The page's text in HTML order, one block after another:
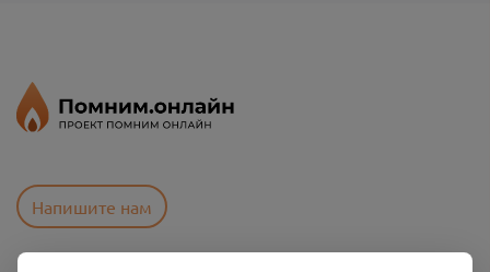
Напишите нам